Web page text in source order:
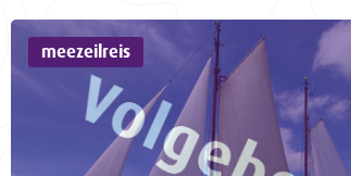
meezeilreis